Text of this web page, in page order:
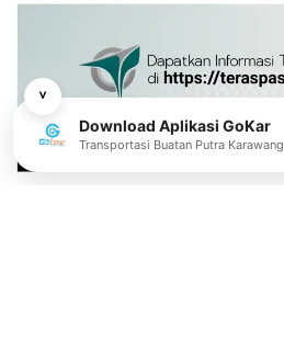
˅
Download Aplikasi GoKar
Transportasi Buatan Putra Karawang